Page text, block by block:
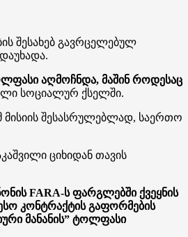
შესახებ გავრცელებულ
აღმოჩნდა, მაშინ როდესაც
სოციალურ ქსელში.
მისიის შესასრულებლად, საერთო
ციხიდან თავის
FARA-ს ფარგლებში ქვეყნის
კონტრაქტის გაფორმების
მანანის” ტოლფასი